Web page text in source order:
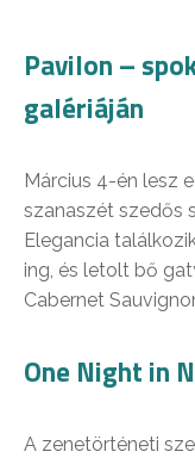
Pavilon –
galériáján
Március 4-én lesz
szanaszét szedős
Elegancia
ing, és letolt bő
Cabernet
One Night in
A zenetörténeti